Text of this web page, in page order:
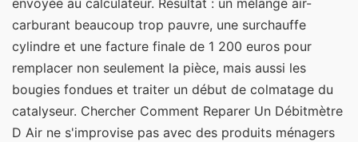
envoyée au calculateur. Résultat : un mélange air-
carburant beaucoup trop pauvre, une surchauffe
cylindre et une facture finale de 1 200 euros pour
remplacer non seulement la pièce, mais aussi les
bougies fondues et traiter un début de colmatage du
catalyseur. Chercher Comment Reparer Un Débitmètre
D Air ne s'improvise pas avec des produits ménagers